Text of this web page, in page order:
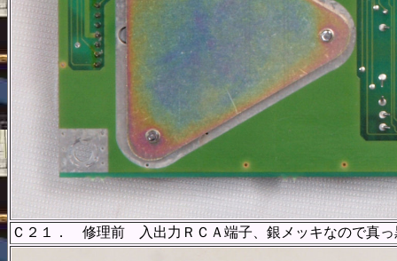
Ｃ２１． 修理前 入出力ＲＣＡ端子、銀メッキなので真っ